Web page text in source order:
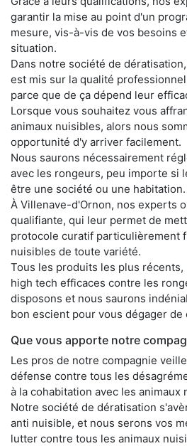
garantir la mise au point d'un
mesure, vis-à-vis de vos besoins
situation.
Dans notre société de
est mis sur la qualité
parce que de ça dépend leur
Lorsque vous souhaitez vous
animaux nuisibles, alors nous
opportunité d'y arriver facilement.
Nous saurons nécessairement
avec les rongeurs, peu importe si
être une société ou une habitation.
À Villenave-d'Ornon, nos experts
qualifiante, qui leur permet de
protocole curatif particulièrement
nuisibles de toute variété.
Tous les produits les plus
high tech efficaces contre les
disposons et nous saurons
bon escient pour vous dégager de
Que vous apporte notre
Les pros de notre compagnie
défense contre tous les
à la cohabitation avec les animaux
Notre société de dératisation
anti nuisible, et nous serons vos
lutter contre tous les animaux